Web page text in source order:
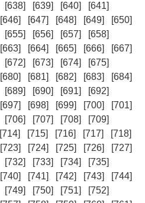
[638] [639] [640]
[641]
[646] [647] [648] [649]
[650]
[655] [656] [657]
[658]
[663] [664] [665] [666]
[667]
[672] [673] [674]
[675]
[680] [681] [682] [683]
[684]
[689] [690] [691]
[692]
[697] [698] [699] [700]
[701]
[706] [707] [708]
[709]
[714] [715] [716] [717]
[718]
[723] [724] [725] [726]
[727]
[732] [733] [734]
[735]
[740] [741] [742] [743]
[744]
[749] [750] [751]
[752]